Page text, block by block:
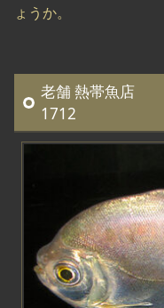
ょうか。
老舗 熱帯魚店
1712